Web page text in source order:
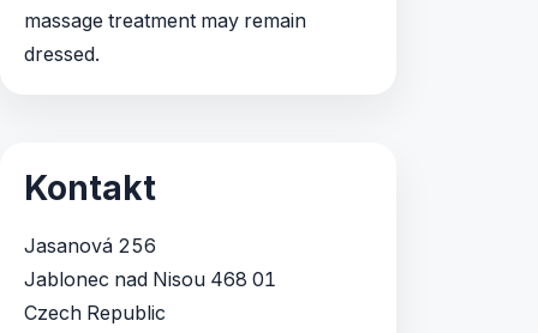
massage treatment may remain
dressed.
Kontakt
Jasanová 256
Jablonec nad Nisou 468 01
Czech Republic